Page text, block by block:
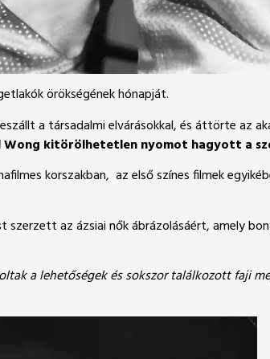
örökségének hónapját.
a társadalmi elvárásokkal, és áttörte az
Wong kitörölhetetlen nyomot hagyott a
korszakban, az első színes filmek
az ázsiai nők ábrázolásáért, amely
a lehetőségek és sokszor találkozott faji